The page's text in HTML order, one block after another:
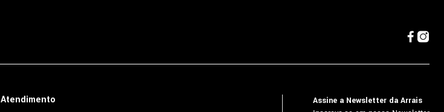
Atendimento
Assine a Newsletter da Arrais